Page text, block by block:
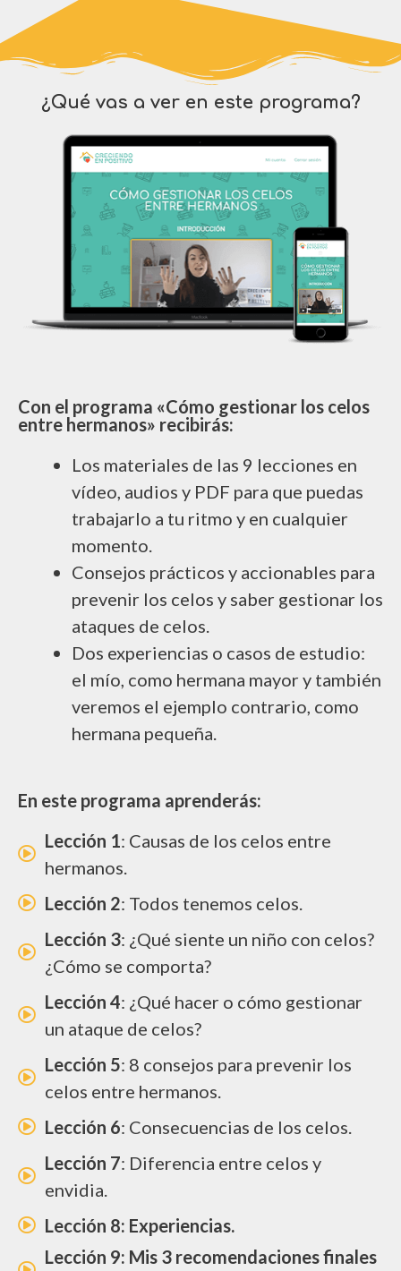
¿Qué vas a ver en este programa?
Con el programa «Cómo gestionar los celos
entre hermanos» recibirás:
Los materiales de las 9 lecciones en
vídeo, audios y PDF para que puedas
trabajarlo a tu ritmo y en cualquier
momento.
Consejos prácticos y accionables para
prevenir los celos y saber gestionar los
ataques de celos.
Dos experiencias o casos de estudio:
el mío, como hermana mayor y también
veremos el ejemplo contrario, como
hermana pequeña.
En este programa aprenderás:
Lección 1: Causas de los celos entre
hermanos.
Lección 2: Todos tenemos celos.
Lección 3: ¿Qué siente un niño con celos?
¿Cómo se comporta?
Lección 4: ¿Qué hacer o cómo gestionar
un ataque de celos?
Lección 5: 8 consejos para prevenir los
celos entre hermanos.
Lección 6: Consecuencias de los celos.
Lección 7: Diferencia entre celos y
envidia.
Lección 8: Experiencias.
Lección 9: Mis 3 recomendaciones finales